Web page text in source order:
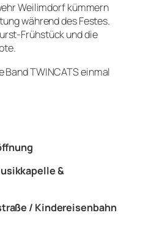
Weilimdorf kümmern
während des Festes.
Frühstück und die
Band TWINCATS einmal
&
/ Kindereisenbahn